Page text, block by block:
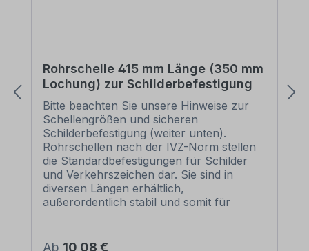
Rohrschelle 415 mm Länge (350 mm
Lochung) zur Schilderbefestigung
Bitte beachten Sie unsere Hinweise zur
Schellengrößen und sicheren
Schilderbefestigung (weiter unten).
Rohrschellen nach der IVZ-Norm stellen
die Standardbefestigungen für Schilder
und Verkehrszeichen dar. Sie sind in
diversen Längen erhältlich,
außerordentlich stabil und somit für
eine sichere Befestigung von Schildern mit
Regulärer Preis:
Ab 10,08 €